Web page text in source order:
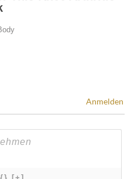
Anmelden